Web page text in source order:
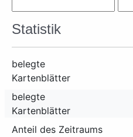
Statistik
belegte
Kartenblätter
belegte
Kartenblätter
Anteil des Zeitraums